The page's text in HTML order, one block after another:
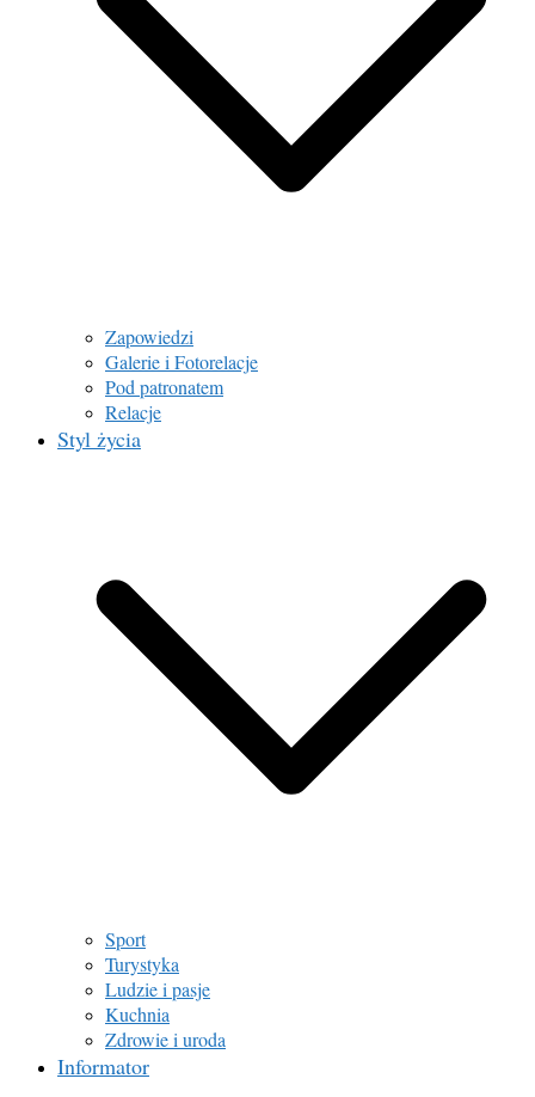
Zapowiedzi
Galerie i Fotorelacje
Pod patronatem
Relacje
Styl życia
Sport
Turystyka
Ludzie i pasje
Kuchnia
Zdrowie i uroda
Informator